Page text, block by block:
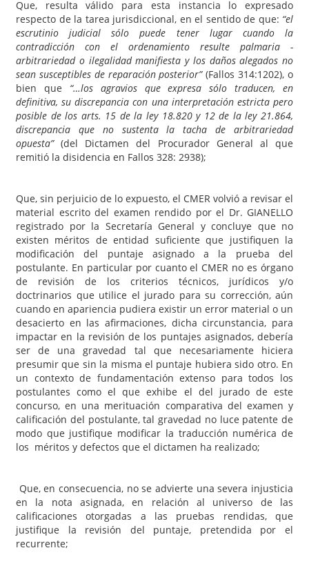
Que, resulta válido para esta instancia lo expresado
respecto de la tarea jurisdiccional, en el sentido de que: “el
escrutinio judicial sólo puede tener lugar cuando la
contradicción con el ordenamiento resulte palmaria ­
arbitrariedad o ilegalidad manifiesta­ y los daños alegados no
sean susceptibles de reparación posterior”(Fallos 314:1202), o
bien que “…los agravios que expresa sólo traducen, en
definitiva, su discrepancia con una interpretación estricta pero
posible de los arts. 15 de la ley 18.820 y 12 de la ley 21.864,
discrepancia que no sustenta la tacha de arbitrariedad
opuesta”(del Dictamen del Procurador General al que
remitió la disidencia en Fallos 328: 2938);
Que, sin perjuicio de lo expuesto, el CMER volvió a revisar el
material escrito del examen rendido por el Dr. GIANELLO
registrado por la Secretaría General y concluye que no
existen méritos de entidad suficiente que justifiquen la
modificación del puntaje asignado a la prueba del
postulante. En particular por cuanto el CMER no es órgano
de revisión de los criterios técnicos, jurídicos y/o
doctrinarios que utilice el jurado para su corrección, aún
cuando en apariencia pudiera existir un error material o un
desacierto en las afirmaciones, dicha circunstancia, para
impactar en la revisión de los puntajes asignados, debería
ser de una gravedad tal que necesariamente hiciera
presumir que sin la misma el puntaje hubiera sido otro. En
un contexto de fundamentación extenso para todos los
postulantes como el que exhibe el del jurado de este
concurso, en una merituación comparativa del examen y
calificación del postulante, tal gravedad no luce patente de
modo que justifique modificar la traducción numérica de
los méritos y defectos que el dictamen ha realizado;
Que, en consecuencia, no se advierte una severa injusticia
en la nota asignada, en relación al universo de las
calificaciones otorgadas a las pruebas rendidas, que
justifique la revisión del puntaje, pretendida por el
recurrente;